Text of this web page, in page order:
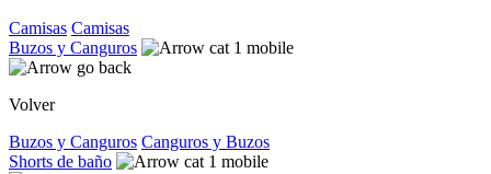
Camisas Camisas
Buzos y Canguros
Volver
Buzos y Canguros Canguros y Buzos
Shorts de baño